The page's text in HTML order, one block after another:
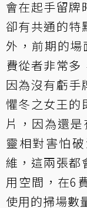
會在起手留牌
卻有共通的特
外，前期的
費從者非常多
因為沒有虧手
懼冬之女王的
片，因為還
靈相對害怕
維 ，這兩張
用空間，在6
使用的掃場數